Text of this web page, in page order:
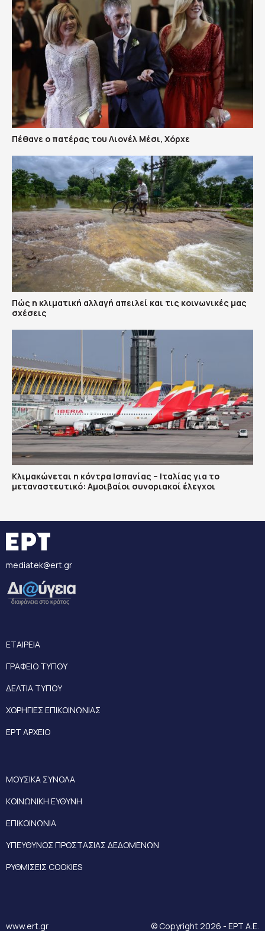
Πέθανε ο πατέρας του Λιονέλ Μέσι, Χόρχε
Πώς η κλιματική αλλαγή απειλεί και τις κοινωνικές μας
σχέσεις
Κλιμακώνεται η κόντρα Ισπανίας – Ιταλίας για το
μεταναστευτικό: Αμοιβαίοι συνοριακοί έλεγχοι
mediatek@ert.gr
ΕΤΑΙΡΕΙΑ
ΓΡΑΦΕΙΟ ΤΥΠΟΥ
ΔΕΛΤΙΑ ΤΥΠΟΥ
ΧΟΡΗΓΙΕΣ ΕΠΙΚΟΙΝΩΝΙΑΣ
ΕΡΤ ΑΡΧΕΙΟ
ΜΟΥΣΙΚΑ ΣΥΝΟΛΑ
ΚΟΙΝΩΝΙΚΗ ΕΥΘΥΝΗ
ΕΠΙΚΟΙΝΩΝΙΑ
ΥΠΕΥΘΥΝΟΣ ΠΡΟΣΤΑΣΙΑΣ ΔΕΔΟΜΕΝΩΝ
ΡΥΘΜΙΣΕΙΣ COOKIES
www.ert.gr © Copyright 2026 - ΕΡΤ Α.Ε.